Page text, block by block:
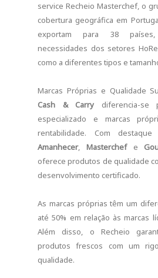
service Recheio Masterchef, o
cobertura geográfica em
exportam para 38
necessidades dos setores
como a diferentes tipos e
Marcas Próprias e Qualidade
Cash & Carry diferencia-se
especializado e marcas
rentabilidade. Com
Amanhecer, Masterchefe
oferece produtos de qualidade
desenvolvimento certificado.
As marcas próprias têm um
até 50% em relação às marcas
Além disso, o Recheio
produtos frescos com um
qualidade.